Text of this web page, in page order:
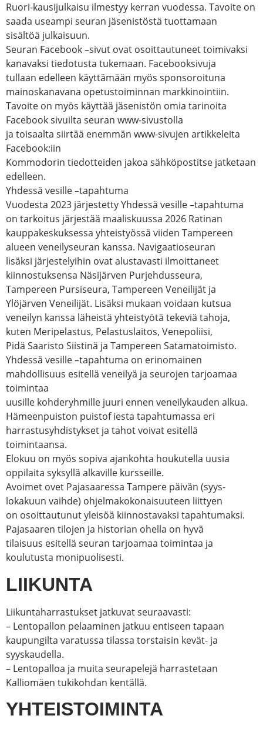
Ruori-kausijulkaisu ilmestyy kerran vuodessa. Tavoite on
saada useampi seuran jäsenistöstä tuottamaan
sisältöä julkaisuun.
Seuran Facebook –sivut ovat osoittautuneet toimivaksi
kanavaksi tiedotusta tukemaan. Facebooksivuja
tullaan edelleen käyttämään myös sponsoroituna
mainoskanavana opetustoiminnan markkinointiin.
Tavoite on myös käyttää jäsenistön omia tarinoita
Facebook sivuilta seuran www-sivustolla
ja toisaalta siirtää enemmän www-sivujen artikkeleita
Facebook:iin
Kommodorin tiedotteiden jakoa sähköpostitse jatketaan
edelleen.
Yhdessä vesille –tapahtuma
Vuodesta 2023 järjestetty Yhdessä vesille –tapahtuma
on tarkoitus järjestää maaliskuussa 2026 Ratinan
kauppakeskuksessa yhteistyössä viiden Tampereen
alueen veneilyseuran kanssa. Navigaatioseuran
lisäksi järjestelyihin ovat alustavasti ilmoittaneet
kiinnostuksensa Näsijärven Purjehdusseura,
Tampereen Pursiseura, Tampereen Veneilijät ja
Ylöjärven Veneilijät. Lisäksi mukaan voidaan kutsua
veneilyn kanssa läheistä yhteistyötä tekeviä tahoja,
kuten Meripelastus, Pelastuslaitos, Venepoliisi,
Pidä Saaristo Siistinä ja Tampereen Satamatoimisto.
Yhdessä vesille –tapahtuma on erinomainen
mahdollisuus esitellä veneilyä ja seurojen tarjoamaa
toimintaa
uusille kohderyhmille juuri ennen veneilykauden alkua.
Hämeenpuiston puistof iesta tapahtumassa eri
harrastusyhdistykset ja tahot voivat esitellä
toimintaansa.
Elokuu on myös sopiva ajankohta houkutella uusia
oppilaita syksyllä alkaville kursseille.
Avoimet ovet Pajasaaressa Tampere päivän (syys-
lokakuun vaihde) ohjelmakokonaisuuteen liittyen
on osoittautunut yleisöä kiinnostavaksi tapahtumaksi.
Pajasaaren tilojen ja historian ohella on hyvä
tilaisuus esitellä seuran tarjoamaa toimintaa ja
koulutusta monipuolisesti.
LIIKUNTA
Liikuntaharrastukset jatkuvat seuraavasti:
– Lentopallon pelaaminen jatkuu entiseen tapaan
kaupungilta varatussa tilassa torstaisin kevät- ja
syyskaudella.
– Lentopalloa ja muita seurapelejä harrastetaan
Kalliomäen tukikohdan kentällä.
YHTEISTOIMINTA